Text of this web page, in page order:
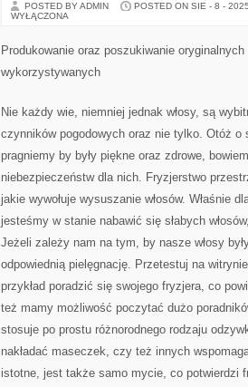
POSTED BY ADMIN POSTED ON SIE - 8 - 2025
WYŁĄCZONA
Produkowanie oraz poszukiwanie
wykorzystywanych
Nie każdy wie, niemniej jednak włosy, są
czynników pogodowych oraz nie tylko. Otóż o
pragniemy by były piękne oraz zdrowe,
niebezpieczeństw dla nich. Fryzjerstwo
jakie wywołuje wysuszanie włosów. Właśnie
jesteśmy w stanie nabawić się słabych
Jeżeli zależy nam na tym, by nasze włosy
odpowiednią pielęgnację. Przetestuj na
przykład poradzić się swojego fryzjera, co
też mamy możliwość poczytać dużo
stosuje po prostu różnorodnego rodzaju
nakładać maseczek, czy też innych
istotne, jest także samo mycie, co potwierdzi